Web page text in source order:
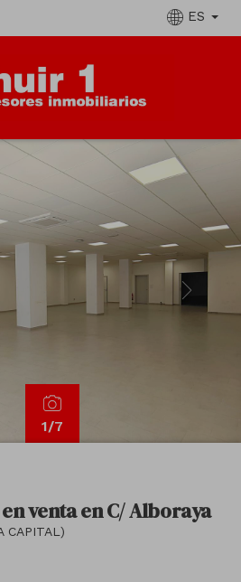
ES
1/7
venta en C/ Alboraya
CAPITAL)